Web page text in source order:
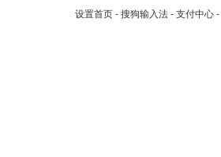
设置首页 - 搜狗输入法 - 支付中心 -